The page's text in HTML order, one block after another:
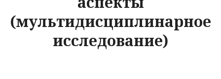
(мультидисциплинарное
исследование)